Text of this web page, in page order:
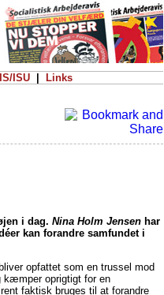
ISU Links
i dag. Nina Holm Jensen har
kan forandre samfundet i
opfattet som en trussel mod
kæmper oprigtigt for en
faktisk bruges til at forandre